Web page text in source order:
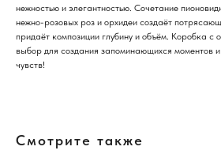
нежностью и элегантностью. Сочетание
нежно-розовых роз и орхидеи создаёт
придаёт композиции глубину и объём. Коробка с
выбор для создания запоминающихся моментов
чувств!
Смотрите также